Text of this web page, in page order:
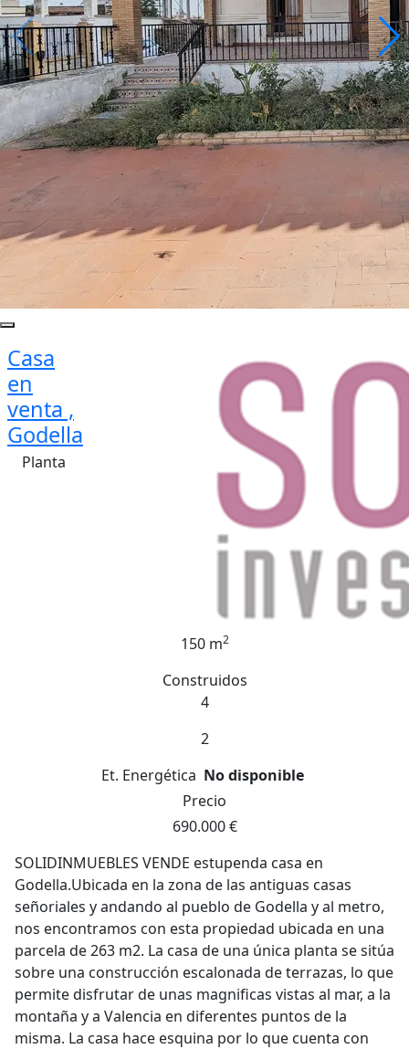
Casa
en
venta ,
Godella
Planta
150 m2
Construidos
4
2
Et. Energética No disponible
Precio
690.000 €
SOLIDINMUEBLES VENDE estupenda casa en
Godella.Ubicada en la zona de las antiguas casas
señoriales y andando al pueblo de Godella y al metro,
nos encontramos con esta propiedad ubicada en una
parcela de 263 m2. La casa de una única planta se sitúa
sobre una construcción escalonada de terrazas, lo que
permite disfrutar de unas magnificas vistas al mar, a la
montaña y a Valencia en diferentes puntos de la
misma. La casa hace esquina por lo que cuenta con